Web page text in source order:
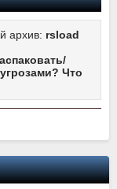
архив: rsload
Что